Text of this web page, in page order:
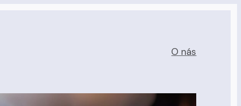
O nás